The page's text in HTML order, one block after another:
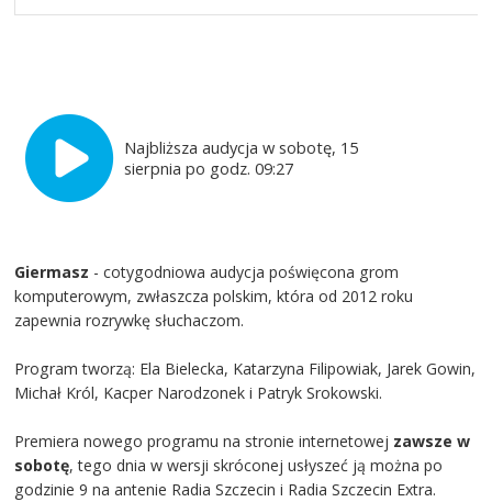
Najbliższa audycja w sobotę, 15
sierpnia po godz. 09:27
Giermasz - cotygodniowa audycja poświęcona grom
komputerowym, zwłaszcza polskim, która od 2012 roku
zapewnia rozrywkę słuchaczom.
Program tworzą: Ela Bielecka, Katarzyna Filipowiak, Jarek Gowin,
Michał Król, Kacper Narodzonek i Patryk Srokowski.
Premiera nowego programu na stronie internetowej zawsze w
sobotę, tego dnia w wersji skróconej usłyszeć ją można po
godzinie 9 na antenie Radia Szczecin i Radia Szczecin Extra.